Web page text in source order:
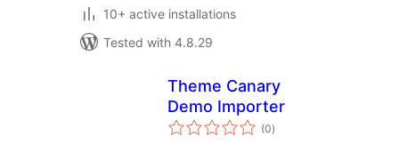
10+ active installations
Tested with 4.8.29
Theme Canary
Demo Importer
(0total
ratings
)